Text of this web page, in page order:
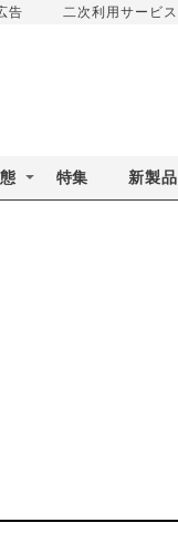
告 二次利用サービス
特集 新製品